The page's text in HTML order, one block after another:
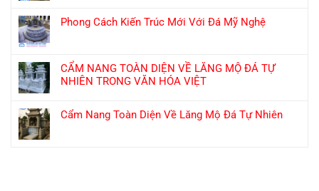
Phong Cách Kiến Trúc Mới Với Đá Mỹ Nghệ
CẨM NANG TOÀN DIỆN VỀ LĂNG MỘ ĐÁ TỰ
NHIÊN TRONG VĂN HÓA VIỆT
Cẩm Nang Toàn Diện Về Lăng Mộ Đá Tự Nhiên